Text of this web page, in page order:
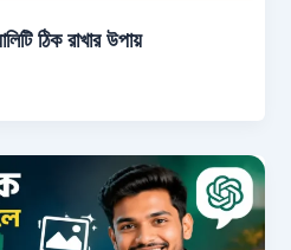
ঠিক রাখার উপায়